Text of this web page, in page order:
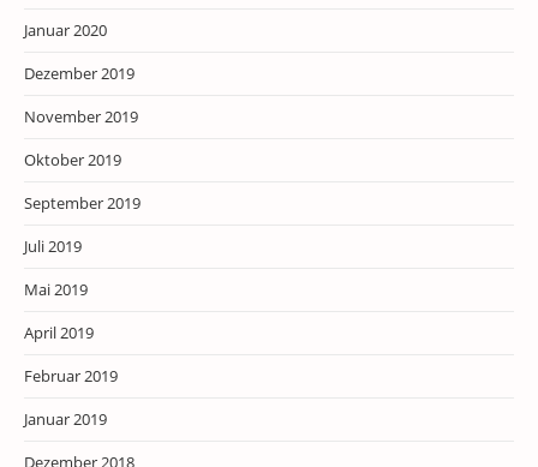
Januar 2020
Dezember 2019
November 2019
Oktober 2019
September 2019
Juli 2019
Mai 2019
April 2019
Februar 2019
Januar 2019
Dezember 2018